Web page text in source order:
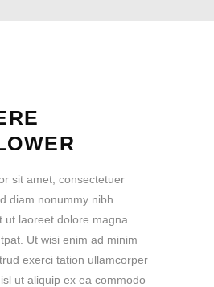
sit amet, consectetuer
diam nonummy nibh
ut laoreet dolore magna
Ut wisi enim ad minim
exerci tation ullamcorper
ut aliquip ex ea commodo